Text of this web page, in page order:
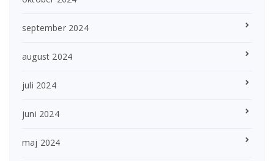
september 2024
august 2024
juli 2024
juni 2024
maj 2024